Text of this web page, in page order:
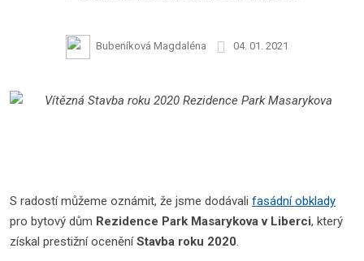
Bubeníková Magdaléna 04. 01. 2021
S radostí můžeme oznámit, že jsme dodávali fasádní obklady
pro bytový dům Rezidence Park Masarykova v Liberci, který
získal prestižní oceněníStavba roku 2020.